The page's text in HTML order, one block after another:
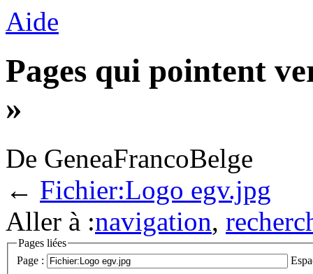
Aide
Pages qui pointent
»
De GeneaFrancoBelge
← Fichier:Logo egv.jpg
Aller à :navigation,
Pages liées
Page :